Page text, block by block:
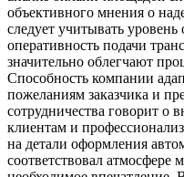
объективного мнения о
следует учитывать
оперативность подачи
значительно облегчают
Способность компании
пожеланиям заказчика и
сотрудничества говорит о
клиентам и
на детали оформления
соответствовал атмосфере